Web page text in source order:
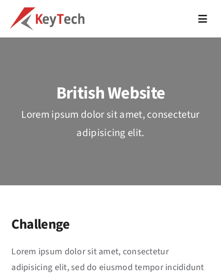
content
Web Development
Events
British Website
Lorem ipsum dolor sit amet, consectetur
adipisicing elit.
Challenge
Lorem ipsum dolor sit amet, consectetur
adipisicing elit, sed do eiusmod tempor incididunt